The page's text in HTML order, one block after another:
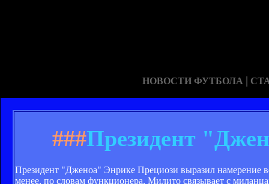
НОВОСТИ ФУТБОЛА |
###Президент
Президент "Дженоа" Энрике Прециози выразил намерение
менее, по словам функционера, Милито связывает с